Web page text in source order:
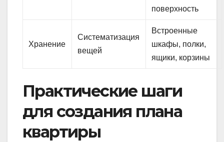
поверхность
Хранение
Систематизация
вещей
Встроенные
шкафы, полки,
ящики, корзины
Практические шаги
для создания плана
квартиры